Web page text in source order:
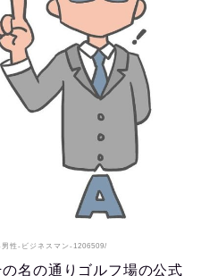
性-ビジネスマン-1206509/
名の通りゴルフ場の公式